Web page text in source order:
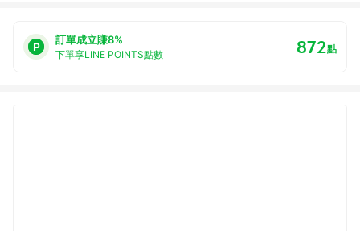
訂單成立賺8%
下單享LINE POINTS點數 872點